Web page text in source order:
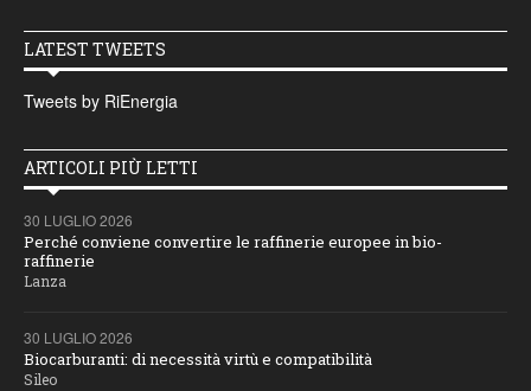
LATEST TWEETS
Tweets by RiEnergia
ARTICOLI PIÙ LETTI
30 LUGLIO 2026
Perché conviene convertire le raffinerie europee in bio-
raffinerie
Lanza
30 LUGLIO 2026
Biocarburanti: di necessità virtù e compatibilità
Sileo